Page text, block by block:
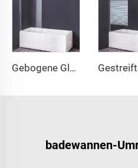
Gebogene Glasplatte für Duschwand für freistehende Badewanne
badewannen-